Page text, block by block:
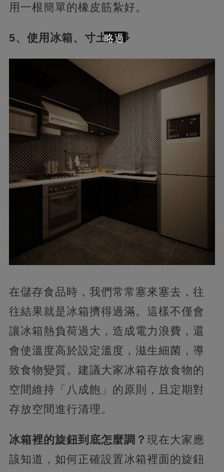
用一根簡單的橡皮筋紮好。
5、使用冰箱、寸土必爭
在儲存食品時，我們常常塞來塞去，往
往結果就是冰箱擠得過滿。這樣不僅會
讓冰箱熱負荷過大，造成電力浪費，還
會使溫度高於設定溫度，滋生細菌，導
致食物變質。建議大家冰箱存放食物的
空間維持「八成飽」的原則，且定期對
存放空間進行清理。
冰箱裡的旋鈕到底怎麼調？ 現在大家應
該知道，如何正確設置冰箱裡面的旋鈕
略過